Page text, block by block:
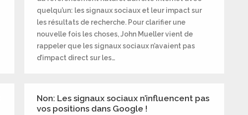
quelqu’un: les signaux sociaux et leur impact sur
les résultats de recherche. Pour clarifier une
nouvelle fois les choses, John Mueller vient de
rappeler que les signaux sociaux n’avaient pas
d’impact direct sur les…
Non: Les signaux sociaux n’influencent pas
vos positions dans Google !